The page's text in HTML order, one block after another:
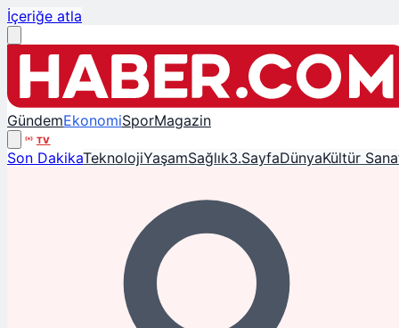
İçeriğe atla
GündemEkonomiSporMagazin
TV
Son DakikaTeknolojiYaşamSağlık3.SayfaDünyaKültür